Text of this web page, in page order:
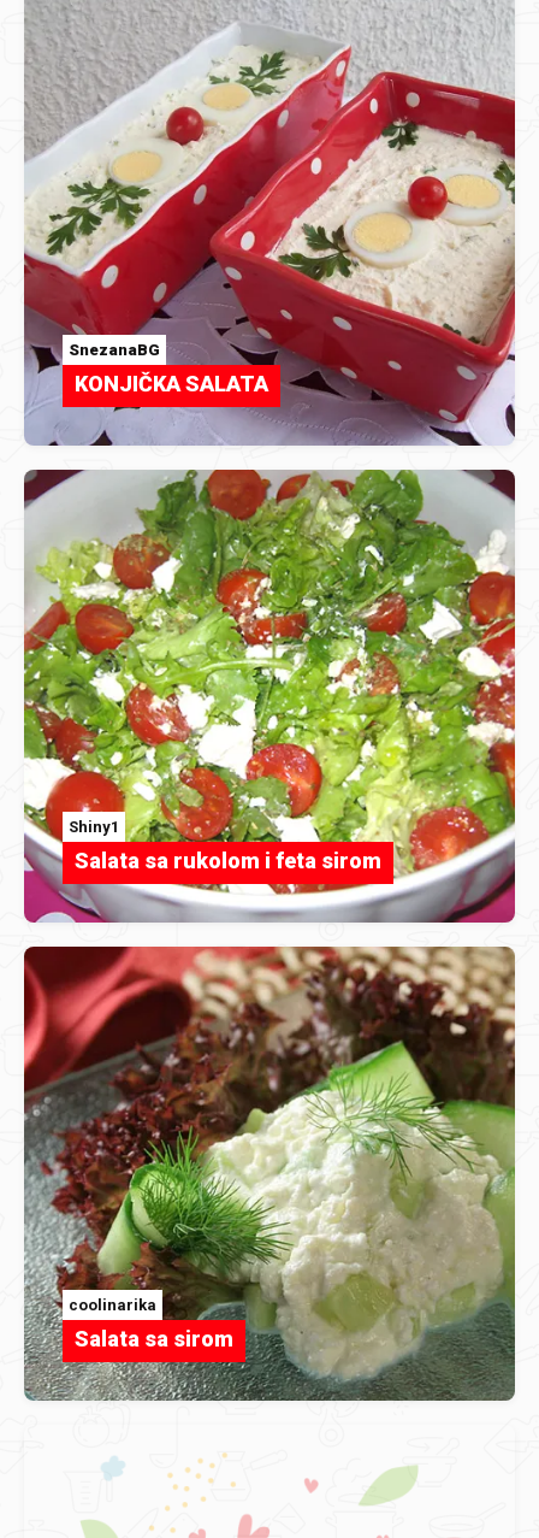
SnezanaBG
KONJIČKA SALATA
Shiny1
Salata sa rukolom i feta sirom
coolinarika
Salata sa sirom